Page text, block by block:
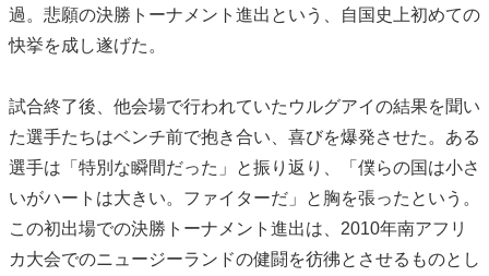
過。悲願の決勝トーナメント進出という、自国史上初めての
快挙を成し遂げた。
試合終了後、他会場で行われていたウルグアイの結果を聞い
た選手たちはベンチ前で抱き合い、喜びを爆発させた。ある
選手は「特別な瞬間だった」と振り返り、「僕らの国は小さ
いがハートは大きい。ファイターだ」と胸を張ったという。
この初出場での決勝トーナメント進出は、2010年南アフリ
カ大会でのニュージーランドの健闘を彷彿とさせるものとし